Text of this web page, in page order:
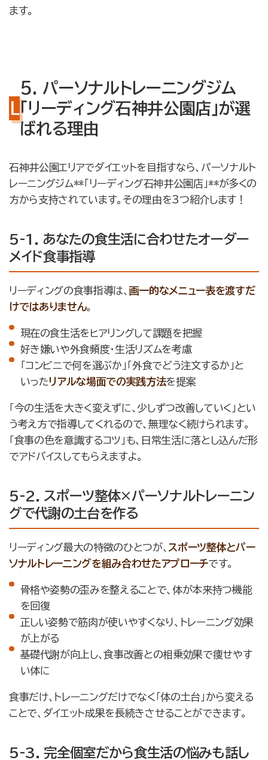
ます。
5. パーソナルトレーニングジム
「リーディング石神井公園店」が選
ばれる理由
石神井公園エリアでダイエットを目指すなら、パーソナルト
レーニングジム**「リーディング石神井公園店」**が多くの
方から支持されています。その理由を3つ紹介します！
5-1. あなたの食生活に合わせたオーダー
メイド食事指導
リーディングの食事指導は、 画一的なメニュー表を渡すだ
けではありません。
現在の食生活をヒアリングして課題を把握
好き嫌いや外食頻度・生活リズムを考慮
「コンビニで何を選ぶか」「外食でどう注文するか」と
いったリアルな場面での実践方法を提案
「今の生活を大きく変えずに、少しずつ改善していく」とい
う考え方で指導してくれるので、無理なく続けられます。
「食事の色を意識するコツ」も、日常生活に落とし込んだ形
でアドバイスしてもらえますよ。
5-2. スポーツ整体×パーソナルトレーニン
グで代謝の土台を作る
リーディング最大の特徴のひとつが、 スポーツ整体とパー
ソナルトレーニングを組み合わせたアプローチです。
骨格や姿勢の歪みを整えることで、体が本来持つ機能
を回復
正しい姿勢で筋肉が使いやすくなり、トレーニング効果
が上がる
基礎代謝が向上し、食事改善との相乗効果で痩せやす
い体に
食事だけ、トレーニングだけでなく「体の土台」から変える
ことで、ダイエット成果を長続きさせることができます。
5-3. 完全個室だから食生活の悩みも話し